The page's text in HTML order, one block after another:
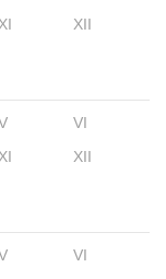
XI XII
VI
XI XII
VI